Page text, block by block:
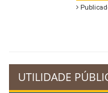
UTILIDADE